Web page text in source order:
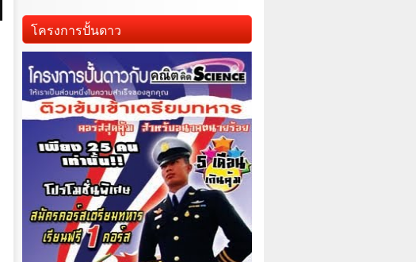
โครงการปั้นดาว